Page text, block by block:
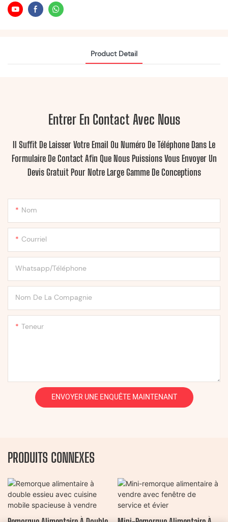
Product Detail
Entrer En Contact Avec Nous
Il Suffit De Laisser Votre Email Ou Numéro De Téléphone Dans Le
Formulaire De Contact Afin Que Nous Puissions Vous Envoyer Un
Devis Gratuit Pour Notre Large Gamme De Conceptions
Nom
Courriel
Whatsapp/Téléphone
Nom De La Compagnie
Teneur
ENVOYER UNE ENQUÊTE MAINTENANT
PRODUITS CONNEXES